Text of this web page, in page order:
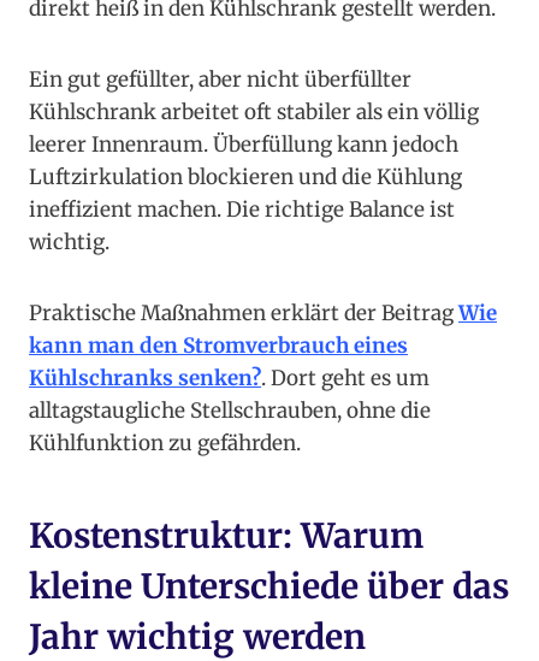
direkt heiß in den Kühlschrank gestellt werden.
Ein gut gefüllter, aber nicht überfüllter
Kühlschrank arbeitet oft stabiler als ein völlig
leerer Innenraum. Überfüllung kann jedoch
Luftzirkulation blockieren und die Kühlung
ineffizient machen. Die richtige Balance ist
wichtig.
Praktische Maßnahmen erklärt der BeitragWie
kann man den Stromverbrauch eines
Kühlschranks senken?. Dort geht es um
alltagstaugliche Stellschrauben, ohne die
Kühlfunktion zu gefährden.
Kostenstruktur: Warum
kleine Unterschiede über das
Jahr wichtig werden